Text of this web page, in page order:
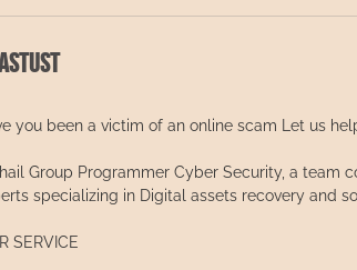
you been a victim of an online scam Let us
Group Programmer Cyber Security, a team
specializing in Digital assets recovery and
SERVICE